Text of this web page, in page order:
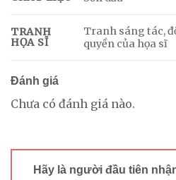
TRANH
HỌA SĨ
Tranh sáng tác,
quyền của họa sĩ
Đánh giá
Chưa có đánh giá nào.
Hãy là người đầu tiên